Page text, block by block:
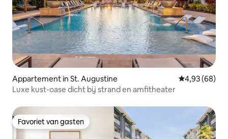
Appartement in St. Augustine Gemiddelde
4,93 (68)
Luxe kust-oase dicht bij strand en amfitheater
Favoriet van gasten
Favoriet van gasten